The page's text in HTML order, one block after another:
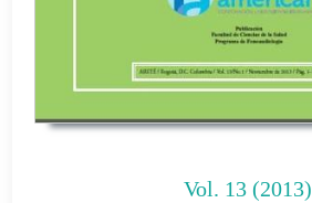
Vol. 13 (2013)